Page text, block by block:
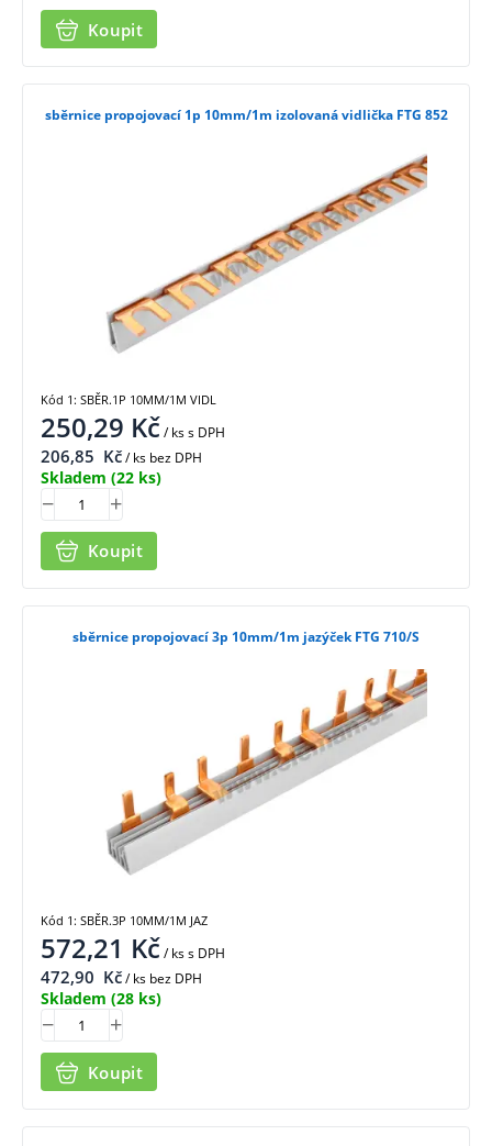
Koupit
sběrnice propojovací 1p 10mm/1m izolovaná vidlička FTG 852
250,29 Kč/ kss DPH
206,85 Kč/ ks bez DPH
Skladem (22 ks)
Koupit
Kód 1: SBĚR.1P 10MM/1M VIDL
sběrnice propojovací 3p 10mm/1m jazýček FTG 710/S
572,21 Kč/ kss DPH
472,90 Kč/ ks bez DPH
Skladem (28 ks)
Koupit
Kód 1: SBĚR.3P 10MM/1M JAZ